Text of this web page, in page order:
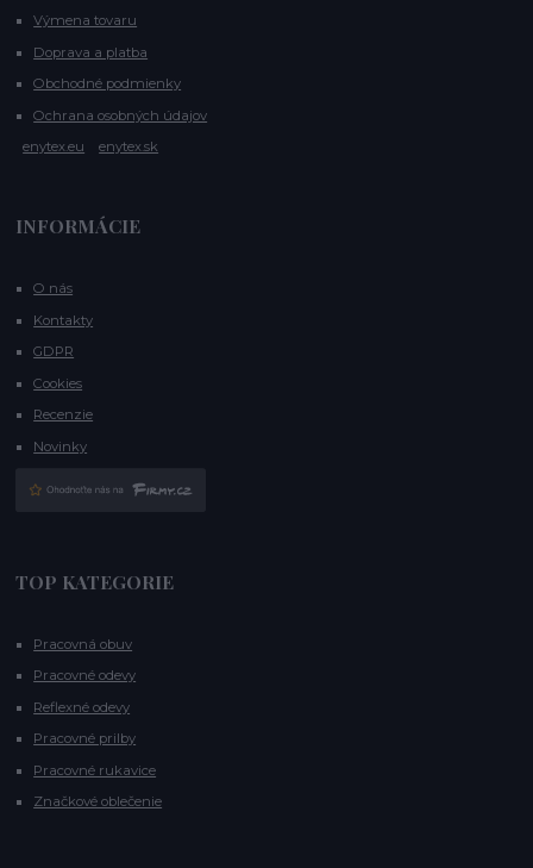
Výmena tovaru
Doprava a platba
Obchodné podmienky
Ochrana osobných údajov
enytex.eu
enytex.sk
INFORMÁCIE
O nás
Kontakty
GDPR
Cookies
Recenzie
Novinky
TOP KATEGORIE
Pracovná obuv
Pracovné odevy
Reflexné odevy
Pracovné prilby
Pracovné rukavice
Značkové oblečenie